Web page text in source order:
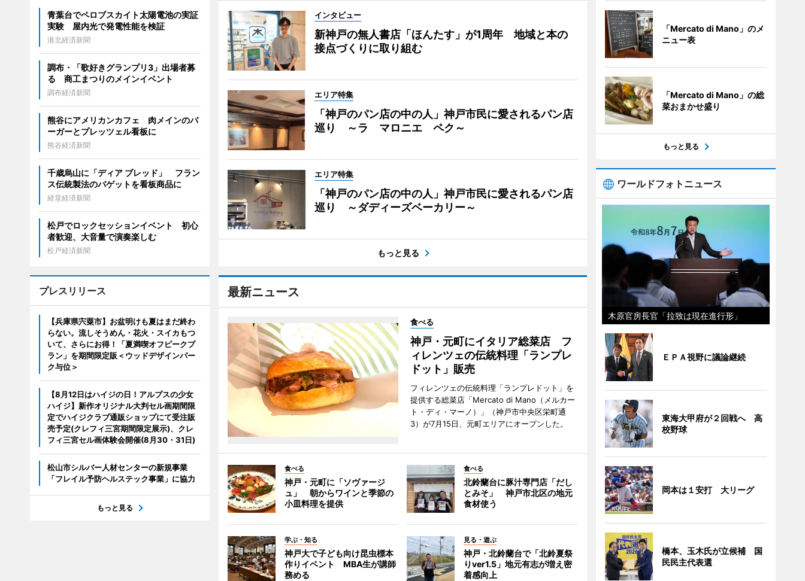
インタビュー
新神戸の無人書店「ほんたす」が1周年 地域と本の
接点づくりに取り組む
エリア特集
「神戸のパン店の中の人」神戸市民に愛されるパン店
巡り ～ラ マロニエ ペク～
エリア特集
「神戸のパン店の中の人」神戸市民に愛されるパン店
巡り ～ダディーズベーカリー～
もっと見る
最新ニュース
食べる
神戸・元町にイタリア総菜店 フ
ィレンツェの伝統料理「ランプレ
ドット」販売
フィレンツェの伝統料理「ランプレドット」を
提供する総菜店「Mercato di Mano（メルカー
ト・ディ・マーノ）」（神戸市中央区栄町通
3）が7月15日、元町エリアにオープンした。
食べる
神戸・元町に「ソヴァージ
ュ」 朝からワインと季節の
小皿料理を提供
食べる
北鈴蘭台に豚汁専門店「だし
とみそ」 神戸市北区の地元
食材使う
学ぶ・知る
神戸大で子ども向け昆虫標本
作りイベント MBA生が講師
務める
見る・遊ぶ
神戸・北鈴蘭台で「北鈴夏祭
りver1.5」地元有志が増え密
着感向上
青葉台でペロブスカイト太陽電池の実証
実験 屋内光で発電性能を検証
港北経済新聞
調布・「歌好きグランプリ3」出場者募
る 商工まつりのメインイベント
調布経済新聞
熊谷にアメリカンカフェ 肉メインのバ
ーガーとプレッツェル看板に
熊谷経済新聞
千歳烏山に「ディア ブレッド」 フラン
ス伝統製法のバゲットを看板商品に
経堂経済新聞
松戸でロックセッションイベント 初心
者歓迎、大音量で演奏楽しむ
松戸経済新聞
プレスリリース
【兵庫県宍粟市】お盆明けも夏はまだ終わ
らない。流しそうめん・花火・スイカもつ
いて、さらにお得！「夏満喫オフピークプ
ラン」を期間限定販＜ウッドデザインパー
ク与位＞
【8月12日はハイジの日！アルプスの少女
ハイジ】新作オリジナル大判セル画期間限
定でハイジクラブ通販ショップにて受注販
売予定(クレフィ三宮期間限定展示)、クレ
フィ三宮セル画体験会開催(8月30・31日)
松山市シルバー人材センターの新規事業
「フレイル予防ヘルステック事業」に協力
もっと見る
「Mercato di Mano」のメ
ニュー表
「Mercato di Mano」の総
菜おまかせ盛り
もっと見る
ワールドフォトニュース
木原官房長官「拉致は現在進行形」
ＥＰＡ視野に議論継続
東海大甲府が２回戦へ 高
校野球
岡本は１安打 大リーグ
橋本、玉木氏が立候補 国
民民主代表選